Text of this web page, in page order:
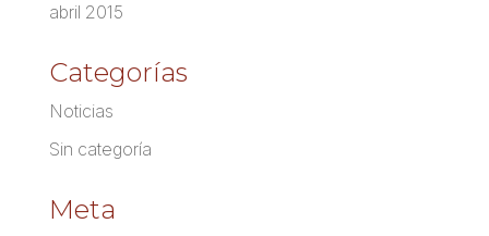
abril 2015
Categorías
Noticias
Sin categoría
Meta